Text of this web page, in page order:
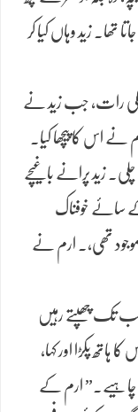
زید وہاں کیا کر
رات، جب زید نے
اس کا پیچھا کیا۔
زید پرانے باغیچے
سائے خوفناک
تھی،۔ ارم نے
کب تک چھپتے رہیں
پکڑا اور کہا،
چاہیے۔” ارم کے